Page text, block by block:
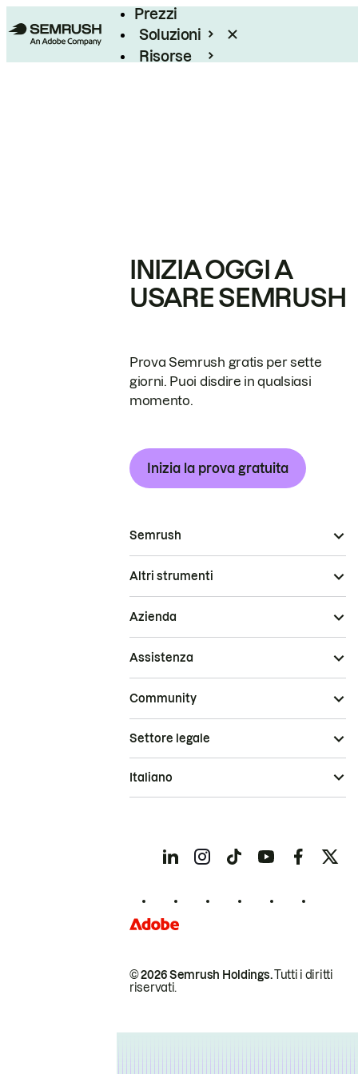
Prezzi
Soluzioni
Risorse
INIZIA OGGI A
USARE SEMRUSH
Prova Semrush gratis per sette
giorni. Puoi disdire in qualsiasi
momento.
Inizia la prova gratuita
Semrush
Altri strumenti
Azienda
Assistenza
Community
© 2026 Semrush Holdings.Tutti i diritti
riservati.
Settore legale
Italiano